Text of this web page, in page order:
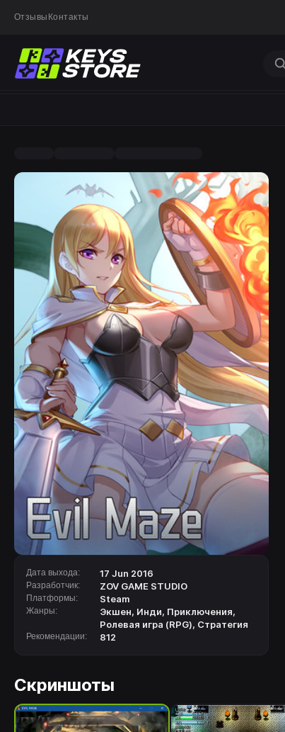
Отзывы Контакты
Дата выхода: 17 Jun 2016
Разработчик: ZOV GAME STUDIO
Платформы: Steam
Жанры: Экшен, Инди, Приключения,
Ролевая игра (RPG), Стратегия
Рекомендации: 812
Скриншоты